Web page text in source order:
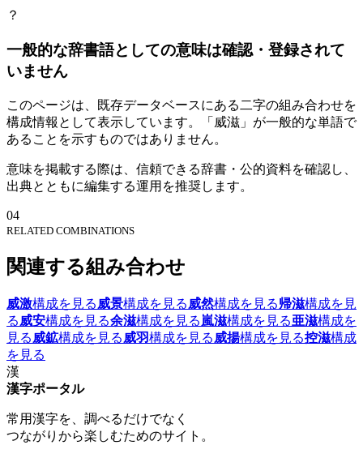
？
一般的な辞書語としての意味は確認・登録されて
いません
このページは、既存データベースにある二字の組み合わせを
構成情報として表示しています。「威滋」が一般的な単語で
あることを示すものではありません。
意味を掲載する際は、信頼できる辞書・公的資料を確認し、
出典とともに編集する運用を推奨します。
04
RELATED COMBINATIONS
関連する組み合わせ
威激構成を見る威景構成を見る威然構成を見る帰滋構成を見
る威安構成を見る余滋構成を見る 嵐滋構成を見る亜滋構成を
見る威鉱構成を見る威羽構成を見る威揚構成を見る控滋構成
を見る
漢
漢字ポータル
常用漢字を、調べるだけでなく
つながりから楽しむためのサイト。